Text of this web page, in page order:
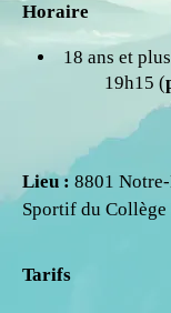
Horaire
18 ans et
19h15 (
Lieu : 8801
Sportif du
Tarifs